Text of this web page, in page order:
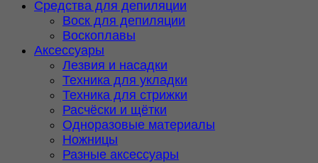
Средства для депиляции
Воск для депиляции
Воскоплавы
Аксессуары
Лезвия и насадки
Техника для укладки
Техника для стрижки
Расчёски и щётки
Одноразовые материалы
Ножницы
Разные аксессуары